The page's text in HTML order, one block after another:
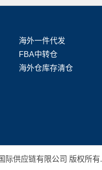
海外一件代发
FBA中转仓
海外仓库存清仓
际供应链有限公司 版权所有.